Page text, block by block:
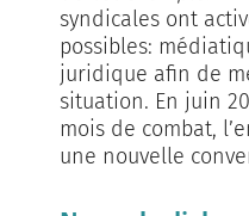
syndicales ont
possibles:
juridique afin de
situation. En juin
mois de combat,
une nouvelle